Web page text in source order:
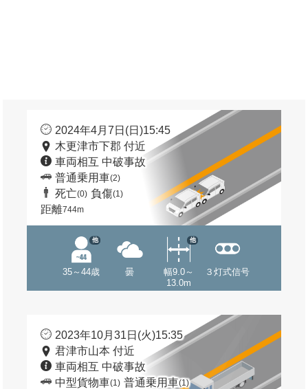
2024年4月7日(日)15:45
木更津市下郡 付近
車両相互 中破事故
普通乗用車(2)
死亡(0) 負傷(1)
距離744m
35～44歳
他
曇
幅9.0～
13.0m
他
３灯式信号
2023年10月31日(火)15:35
君津市山本 付近
車両相互 中破事故
中型貨物車(1) 普通乗用車(1)